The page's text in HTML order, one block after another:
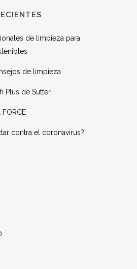
de limpieza para
de limpieza
Plus de Sutter
FORCE
contra el coronavirus?